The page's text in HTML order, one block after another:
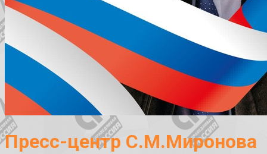
Пресс-центр С.М.Миронова